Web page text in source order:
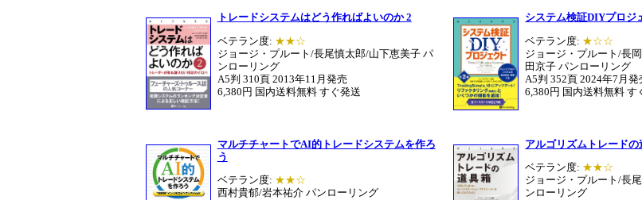
トレードシステムはどう作ればよいのか 2
ベテラン度: ★★☆
ジョージ・プルート/長尾慎太郎/山下恵美子 パ
ンローリング
A5判 310頁 2013年11月発売
6,380円 国内送料無料 すぐ発送
システム検証DIYプロジ
ベテラン度: ★☆☆
ジョージ・プルート/長
田京子 パンローリング
A5判 352頁 2024年7月発
6,380円 国内送料無料 す
マルチチャートでAI的トレードシステムを作ろ
う
ベテラン度: ★★☆
西村貴郁/岩本祐介 パンローリング
アルゴリズムトレードの
ベテラン度: ★★☆
ジョージ・プルート/長
ンローリング